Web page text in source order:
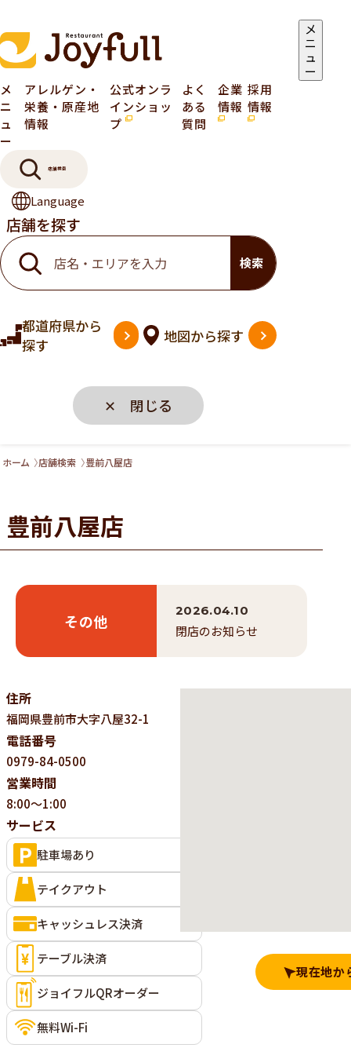
メ
ニ
ュ
ー
メ
ニ
ュ
ー
アレルゲン・
栄養・原産地
情報
公式オンラ
インショッ
プ
よく
ある
質問
企業
情報
採用
情報
店舗検索
Language
店舗を探す
検索
都道府県から
探す
地図から探す
✕ 閉じる
ホーム 店舗検索 豊前八屋店
豊前八屋店
その他 2026.04.10
閉店のお知らせ
住所
福岡県豊前市大字八屋32-1
電話番号
0979-84-0500
営業時間
8:00～1:00
サービス
駐車場あり
テイクアウト
キャッシュレス決済
テーブル決済
ジョイフルQRオーダー
無料Wi-Fi
現在地か